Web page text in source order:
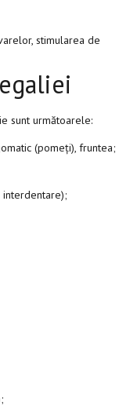
stimularea de
sunt următoarele:
(pomeți), fruntea;
interdentare);